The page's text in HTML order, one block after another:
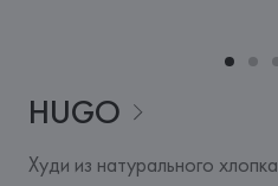
HUGO
Худи из натурального хлопка